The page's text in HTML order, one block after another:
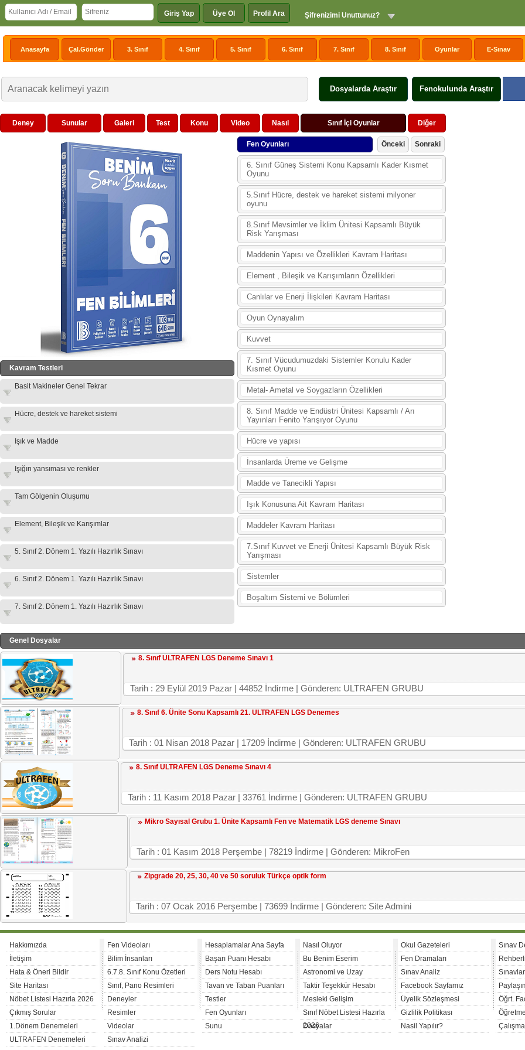
Giriş Yap Üye Ol Profil Ara Şifrenizimi Unuttunuz?
Anasayfa Çal.Gönder 3. Sınıf 4. Sınıf 5. Sınıf 6. Sınıf 7. Sınıf 8. Sınıf Oyunlar E-Sınav
Dosyalarda Araştır Fenokulunda Araştır
Deney Sunular Galeri Test Konu Video Nasıl Sınıf İçi Oyunlar Diğer
Kavram Testleri
Basit Makineler Genel Tekrar
Hücre, destek ve hareket sistemi
Işık ve Madde
Işığın yansıması ve renkler
Tam Gölgenin Oluşumu
Element, Bileşik ve Karışımlar
5. Sınıf 2. Dönem 1. Yazılı Hazırlık Sınavı
6. Sınıf 2. Dönem 1. Yazılı Hazırlık Sınavı
7. Sınıf 2. Dönem 1. Yazılı Hazırlık Sınavı
Fen Oyunları Önceki Sonraki
6. Sınıf Güneş Sistemi Konu Kapsamlı Kader Kısmet
Oyunu
5.Sınıf Hücre, destek ve hareket sistemi milyoner
oyunu
8.Sınıf Mevsimler ve İklim Ünitesi Kapsamlı Büyük
Risk Yarışması
Maddenin Yapısı ve Özellikleri Kavram Haritası
Element , Bileşik ve Karışımların Özellikleri
Canlılar ve Enerji İlişkileri Kavram Haritası
Oyun Oynayalım
Kuvvet
7. Sınıf Vücudumuzdaki Sistemler Konulu Kader
Kısmet Oyunu
Metal- Ametal ve Soygazların Özellikleri
8. Sınıf Madde ve Endüstri Ünitesi Kapsamlı / Arı
Yayınları Fenito Yarışıyor Oyunu
Hücre ve yapısı
İnsanlarda Üreme ve Gelişme
Madde ve Tanecikli Yapısı
Işık Konusuna Ait Kavram Haritası
Maddeler Kavram Haritası
7.Sınıf Kuvvet ve Enerji Ünitesi Kapsamlı Büyük Risk
Yarışması
Sistemler
Boşaltım Sistemi ve Bölümleri
Genel Dosyalar
8. Sınıf ULTRAFEN LGS Deneme Sınavı 1
Tarih : 29 Eylül 2019 Pazar | 44852 İndirme | Gönderen: ULTRAFEN GRUBU
8. Sınıf 6. Ünite Sonu Kapsamlı 21. ULTRAFEN LGS Denemes
Tarih : 01 Nisan 2018 Pazar | 17209 İndirme | Gönderen: ULTRAFEN GRUBU
8. Sınıf ULTRAFEN LGS Deneme Sınavı 4
Tarih : 11 Kasım 2018 Pazar | 33761 İndirme | Gönderen: ULTRAFEN GRUBU
Mikro Sayısal Grubu 1. Ünite Kapsamlı Fen ve Matematik LGS deneme Sınavı
Tarih : 01 Kasım 2018 Perşembe | 78219 İndirme | Gönderen: MikroFen
Zipgrade 20, 25, 30, 40 ve 50 soruluk Türkçe optik form
Tarih : 07 Ocak 2016 Perşembe | 73699 İndirme | Gönderen: Site Admini
Hakkımızda
İletişim
Hata & Öneri Bildir
Site Haritası
Nöbet Listesi Hazırla 2026
Çıkmış Sorular
1.Dönem Denemeleri
ULTRAFEN Denemeleri
Fen Videoları
Bilim İnsanları
6.7.8. Sınıf Konu Özetleri
Sınıf, Pano Resimleri
Deneyler
Resimler
Videolar
Sınav Analizi
Hesaplamalar Ana Sayfa
Başarı Puanı Hesabı
Ders Notu Hesabı
Tavan ve Taban Puanları
Testler
Fen Oyunları
Sunu
Nasıl Oluyor
Bu Benim Eserim
Astronomi ve Uzay
Taktir Teşekkür Hesabı
Mesleki Gelişim
Sınıf Nöbet Listesi Hazırla
2026
Dosyalar
Okul Gazeteleri
Fen Dramaları
Sınav Analiz
Facebook Sayfamız
Üyelik Sözleşmesi
Gizlilik Politikası
Nasil Yapılır?
Sınav
Öğrt.